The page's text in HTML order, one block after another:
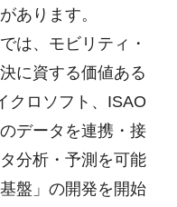
あります。
は、モビリティ・
に資する価値ある
クロソフト、ISAO
データを連携・接
分析・予測を可能
盤」の開発を開始